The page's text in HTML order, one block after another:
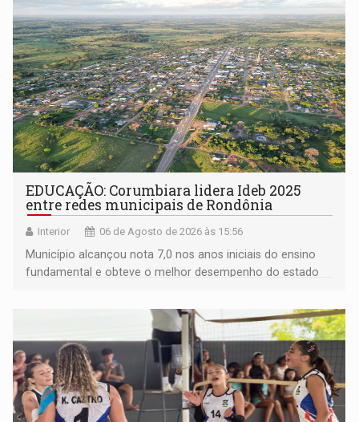
EDUCAÇÃO: Corumbiara lidera Ideb 2025
entre redes municipais de Rondônia
Interior 06 de Agosto de 2026 às 15:56
Município alcançou nota 7,0 nos anos iniciais do ensino
fundamental e obteve o melhor desempenho do estado